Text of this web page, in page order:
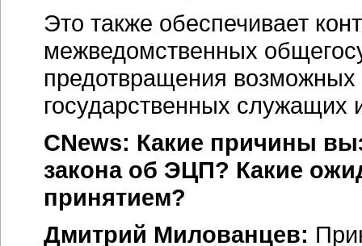
Это также обеспечивает
межведомственных
предотвращения
государственных служащих
CNews: Какие причины
закона об ЭЦП? Какие
принятием?
Дмитрий Милованцев: